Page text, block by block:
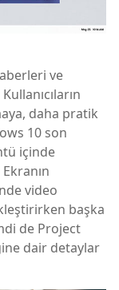
ve
daha pratik
10 son
içinde
video
başka
de Project
dair detaylar